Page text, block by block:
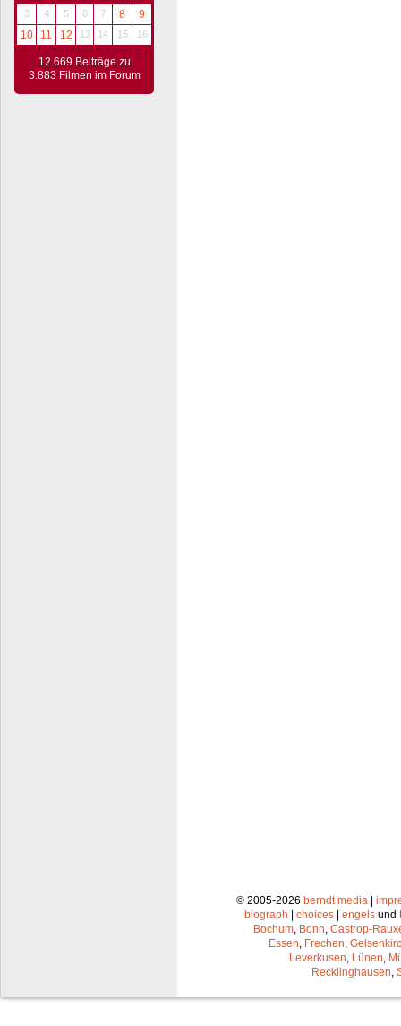
3
4 5 6 7 8
9
10
11 12 13 14 15 16
12.669 Beiträge zu
3.883 Filmen im Forum
© 2005-2026 berndt media |
biograph | choices | engels und
Bochum Bonn Castrop-
Essen Frechen
Leverkusen Lünen
Recklinghausen